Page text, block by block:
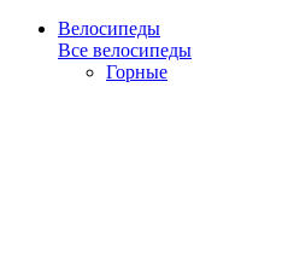
Велосипеды
Все велосипеды
Горные